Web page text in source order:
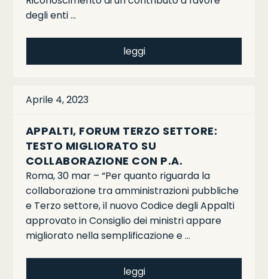
degli enti …
leggi
Aprile 4, 2023
APPALTI, FORUM TERZO SETTORE:
TESTO MIGLIORATO SU
COLLABORAZIONE CON P.A.
Roma, 30 mar – “Per quanto riguarda la
collaborazione tra amministrazioni pubbliche
e Terzo settore, il nuovo Codice degli Appalti
approvato in Consiglio dei ministri appare
migliorato nella semplificazione e …
leggi